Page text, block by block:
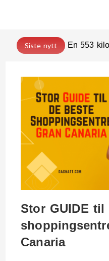
Siste nytt En 553
Stor GUIDE til
Canaria